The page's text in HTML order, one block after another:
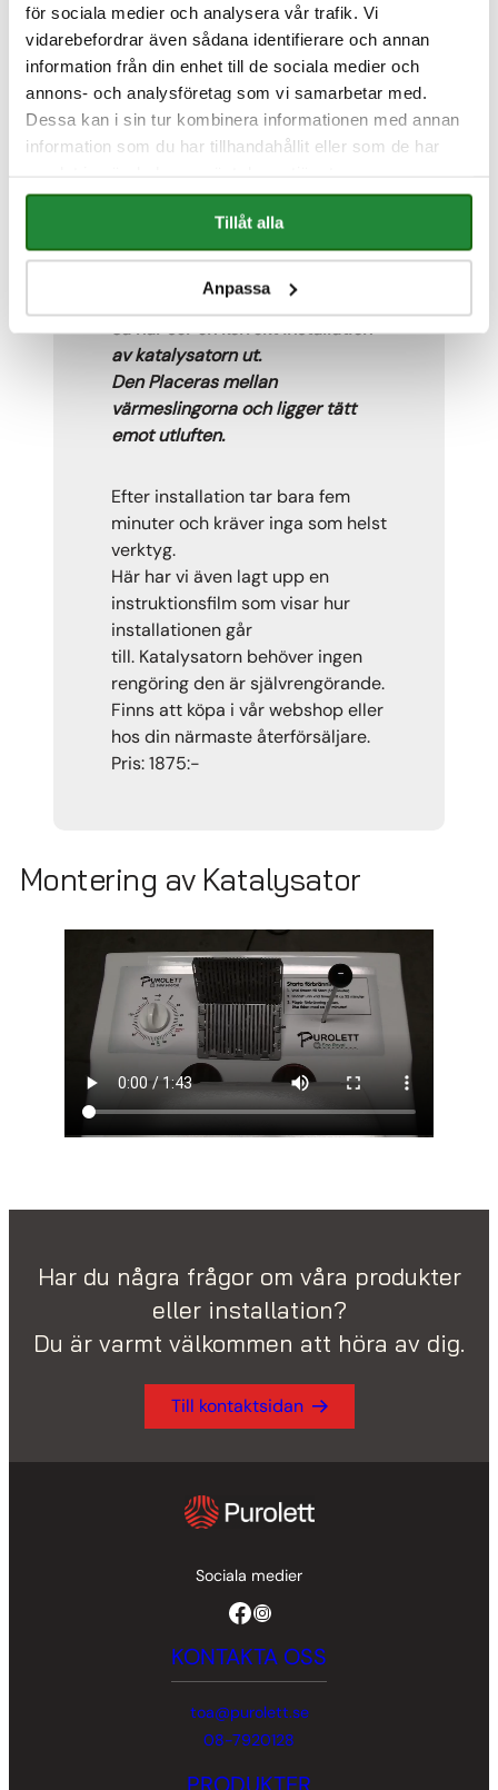
för sociala medier och analysera vår trafik. Vi
vidarebefordrar även sådana identifierare och annan
information från din enhet till de sociala medier och
annons- och analysföretag som vi samarbetar med.
Dessa kan i sin tur kombinera informationen med annan
information som du har tillhandahållit eller som de har
Tillåt alla
Anpassa
Så här ser en korrekt installation
av katalysatorn ut.
Den Placeras mellan
värmeslingorna och ligger tätt
emot utluften.
Efter installation tar bara fem
minuter och kräver inga som helst
verktyg.
Här har vi även lagt upp en
instruktionsfilm som visar hur
installationen går
till. Katalysatorn behöver ingen
rengöring den är självrengörande.
Finns att köpa i vår webshop eller
hos din närmaste återförsäljare.
Pris: 1875:-
Montering av Katalysator
Har du några frågor om våra produkter
eller installation?
Du är varmt välkommen att höra av dig.
Till kontaktsidan
Sociala medier
Facebook Instagram
KONTAKTA OSS
toa@purolett.se
08-7920128